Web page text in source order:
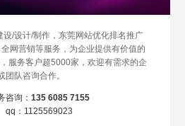
/设计/制作，东莞网站优化排名推广
网营销等服务，为企业提供有价值的
服务客户超5000家，欢迎有需求的企
团队咨询合作。
咨询： 135 6085 7155
qq：1125569023